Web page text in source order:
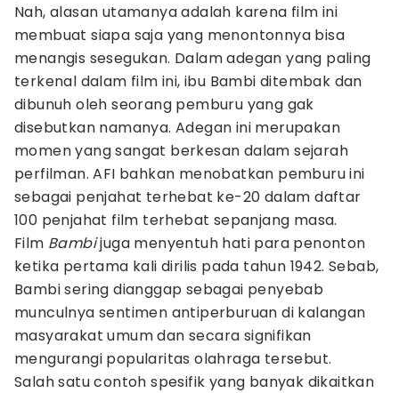
Nah, alasan utamanya adalah karena film ini
membuat siapa saja yang menontonnya bisa
menangis sesegukan. Dalam adegan yang paling
terkenal dalam film ini, ibu Bambi ditembak dan
dibunuh oleh seorang pemburu yang gak
disebutkan namanya. Adegan ini merupakan
momen yang sangat berkesan dalam sejarah
perfilman. AFI bahkan menobatkan pemburu ini
sebagai penjahat terhebat ke-20 dalam daftar
100 penjahat film terhebat sepanjang masa.
Film Bambijuga menyentuh hati para penonton
ketika pertama kali dirilis pada tahun 1942. Sebab,
Bambi sering dianggap sebagai penyebab
munculnya sentimen antiperburuan di kalangan
masyarakat umum dan secara signifikan
mengurangi popularitas olahraga tersebut.
Salah satu contoh spesifik yang banyak dikaitkan